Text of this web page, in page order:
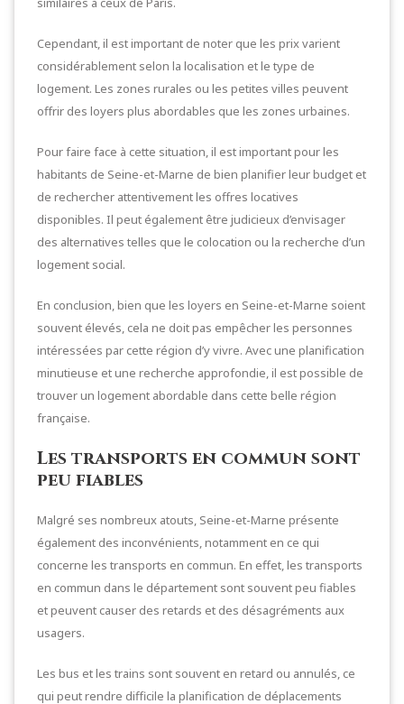
Cependant, il est important de noter que les prix varient
considérablement selon la localisation et le type de
logement. Les zones rurales ou les petites villes peuvent
offrir des loyers plus abordables que les zones urbaines.
Pour faire face à cette situation, il est important pour les
habitants de Seine-et-Marne de bien planifier leur budget et
de rechercher attentivement les offres locatives
disponibles. Il peut également être judicieux d’envisager
des alternatives telles que le colocation ou la recherche d’un
logement social.
En conclusion, bien que les loyers en Seine-et-Marne soient
souvent élevés, cela ne doit pas empêcher les personnes
intéressées par cette région d’y vivre. Avec une planification
minutieuse et une recherche approfondie, il est possible de
trouver un logement abordable dans cette belle région
française.
Les transports en commun sont
peu fiables
Malgré ses nombreux atouts, Seine-et-Marne présente
également des inconvénients, notamment en ce qui
concerne les transports en commun. En effet, les transports
en commun dans le département sont souvent peu fiables
et peuvent causer des retards et des désagréments aux
usagers.
Les bus et les trains sont souvent en retard ou annulés, ce
qui peut rendre difficile la planification de déplacements